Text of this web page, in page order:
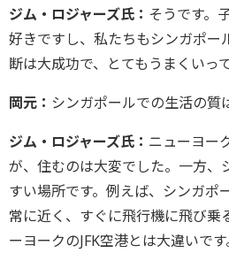
ジム・ロジャーズ氏： そうです。
好きですし、私たちもシンガポー
断は大成功で、とてもうまくいっ
岡元： シンガポールでの生活の質
ジム・ロジャーズ氏： ニューヨー
が、住むのは大変でした。一方、
すい場所です。例えば、シンガポ
常に近く、すぐに飛行機に飛び乗
ーヨークのJFK空港とは大違いで